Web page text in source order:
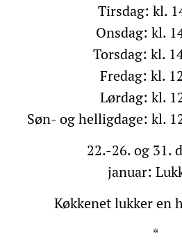
Tirsdag: kl.
Onsdag: kl.
Torsdag: kl.
Fredag: kl.
Lørdag: kl.
Søn- og
22.-26. og 31.
januar:
Køkkenet lukker en
*